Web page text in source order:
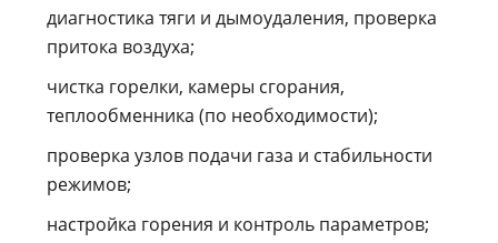
диагностика тяги и дымоудаления, проверка
притока воздуха;
чистка горелки, камеры сгорания,
теплообменника (по необходимости);
проверка узлов подачи газа и стабильности
режимов;
настройка горения и контроль параметров;